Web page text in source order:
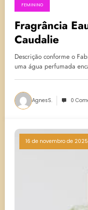
FEMININO
Fragrância
Caudalie
Descrição conforme o
uma água perfumada
AgnesS. 0
16 de novembro de 2025